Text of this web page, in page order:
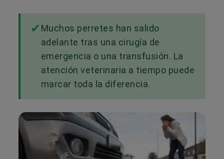
Muchos perretes han salido
adelante tras una cirugía de
emergencia o una transfusión. La
atención veterinaria a tiempo puede
marcar toda la diferencia.